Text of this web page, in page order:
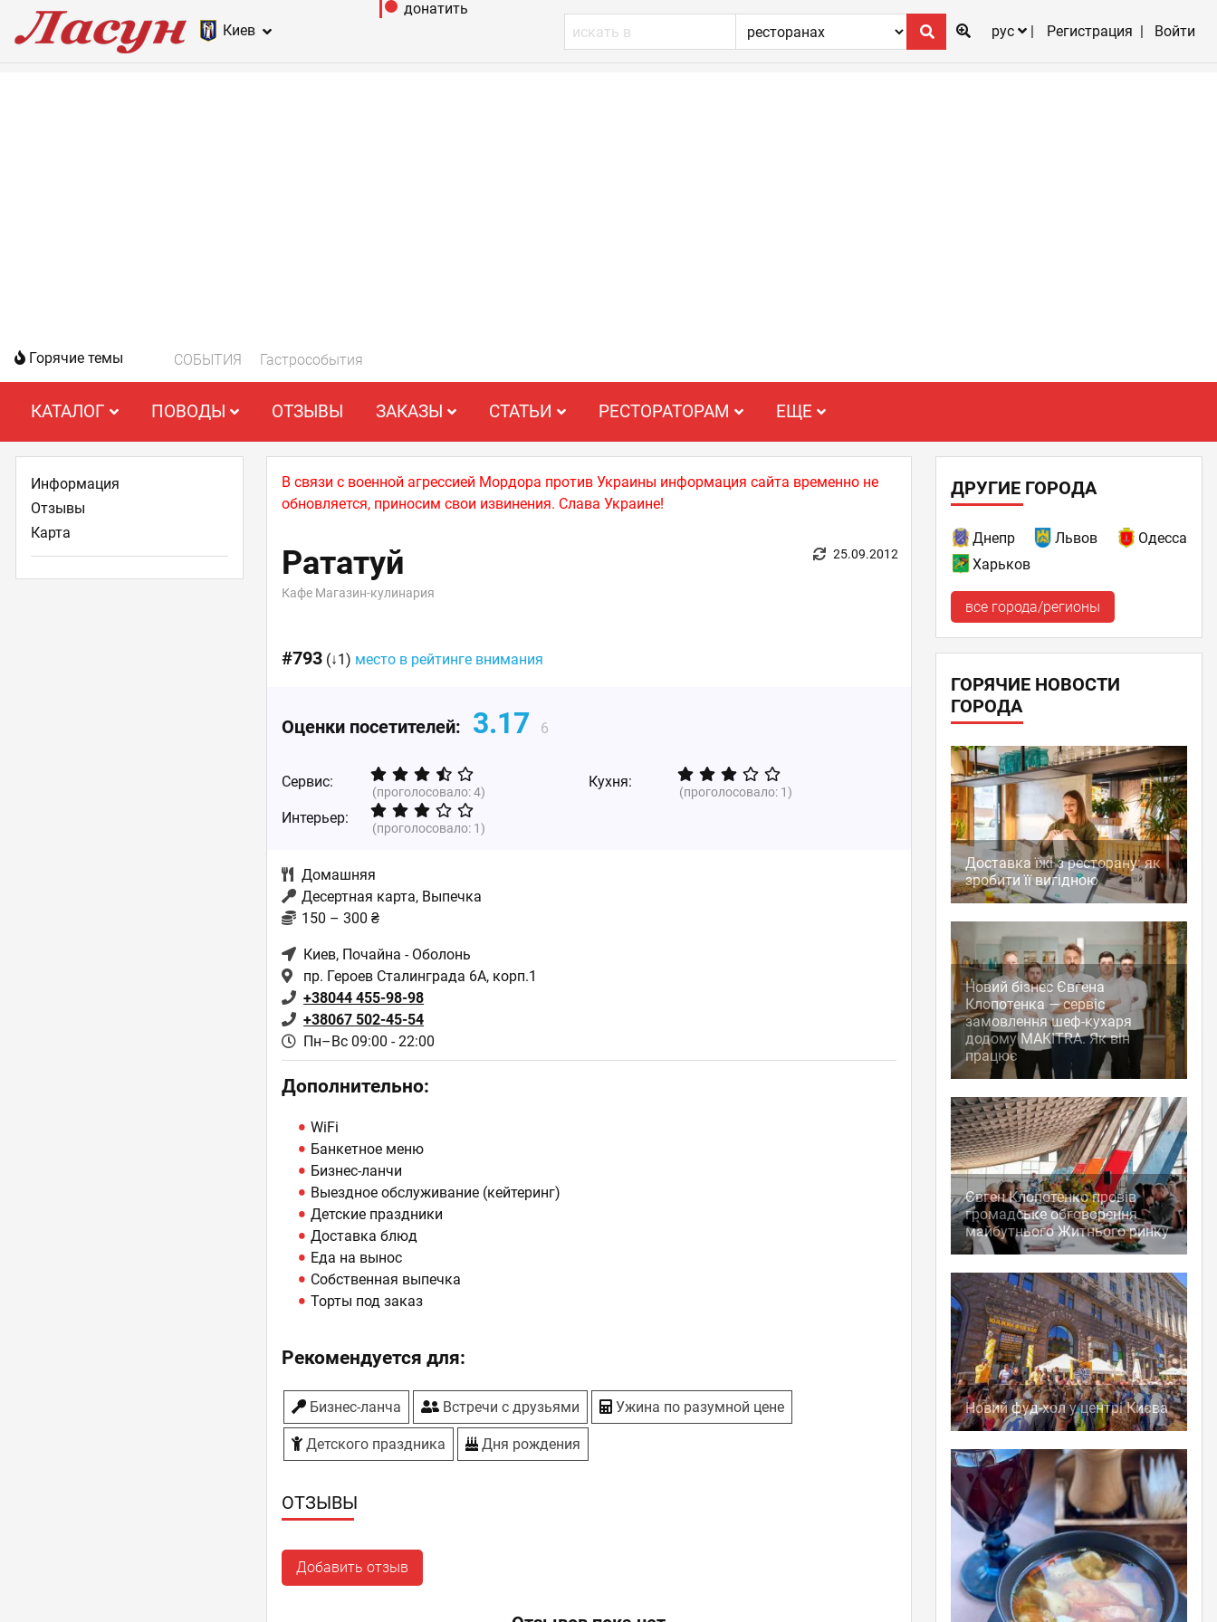
Киев
донатить
рус
Регистрация Войти
Горячие темы СОБЫТИЯ Гастрособытия
КАТАЛОГ ПОВОДЫ ОТЗЫВЫ ЗАКАЗЫ СТАТЬИ РЕСТОРАТОРАМ ЕЩЕ
В связи с военной агрессией Мордора против Украины информация сайта временно не
обновляется, приносим свои извинения. Слава Украине!
Рататуй
Кафе Магазин-кулинария
25.09.2012
#793 (↓1) место в рейтинге внимания
Оценки посетителей: 3.17 6
Сервис:
(проголосовало:4)
Кухня:
(проголосовало: 1)
Интерьер:
(проголосовало: 1)
Домашняя
Десертная карта, Выпечка
150 – 300 ₴
Киев, Почайна - Оболонь
пр. Героев Сталинграда 6A, корп.1
+38044 455-98-98
+38067 502-45-54
Пн–Вс 09:00 - 22:00
Дополнительно:
WiFi
Банкетное меню
Бизнес-ланчи
Выездное обслуживание (кейтеринг)
Детские праздники
Доставка блюд
Еда на вынос
Собственная выпечка
Торты под заказ
Рекомендуется для:
Бизнес-ланча Встречи с друзьями Ужина по разумной цене
Детского праздника Дня рождения
ОТЗЫВЫ
Добавить отзыв
Информация
Отзывы
Карта
ДРУГИЕ ГОРОДА
Днепр Львов
Одесса
Харьков
все города/регионы
ГОРЯЧИЕ НОВОСТИ
ГОРОДА
Доставка їжі з ресторану: як
зробити її вигідною
Новий бізнес Євгена
Клопотенка — сервіс
замовлення шеф-кухаря
додому MAKITRA. Як він
працює
Євген Клопотенко провів
громадське обговорення
майбутнього Житнього ринку
Новий фуд-хол у центрі Києва